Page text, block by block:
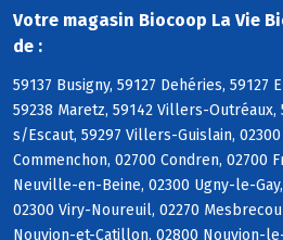
Votre magasin Biocoop La Vie
de :
59137 Busigny, 59127 Dehéries, 59127
59238 Maretz, 59142 Villers-Outréaux,
s/Escaut, 59297 Villers-Guislain,
Commenchon, 02700 Condren, 02700
Neuville-en-Beine, 02300 Ugny-le-
02300 Viry-Noureuil, 02270
Nouvion-et-Catillon, 02800 Nouvion-